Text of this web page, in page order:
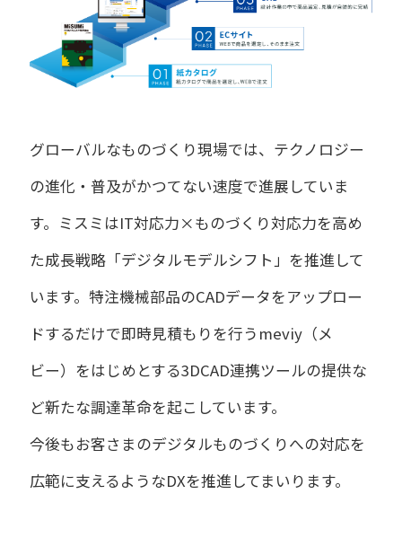
グローバルなものづくり現場では、テクノロジー
の進化・普及がかつてない速度で進展していま
す。ミスミはIT対応力×ものづくり対応力を高め
た成長戦略「デジタルモデルシフト」を推進して
います。特注機械部品のCADデータをアップロー
ドするだけで即時見積もりを行うmeviy（メ
ビー）をはじめとする3DCAD連携ツールの提供な
ど新たな調達革命を起こしています。
今後もお客さまのデジタルものづくりへの対応を
広範に支えるようなDXを推進してまいります。